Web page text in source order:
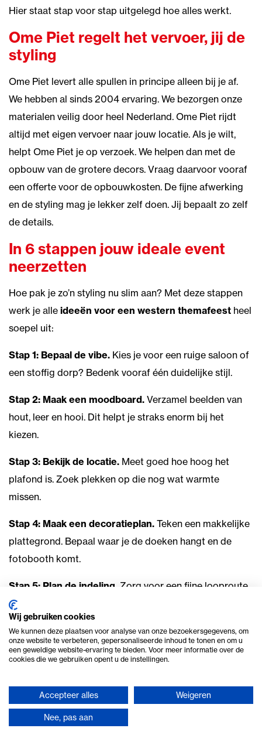
Hier staat stap voor stap uitgelegd hoe alles werkt.
Ome Piet regelt het vervoer, jij de
styling
Ome Piet levert alle spullen in principe alleen bij je af.
We hebben al sinds 2004 ervaring. We bezorgen onze
materialen veilig door heel Nederland. Ome Piet rijdt
altijd met eigen vervoer naar jouw locatie. Als je wilt,
helpt Ome Piet je op verzoek. We helpen dan met de
opbouw van de grotere decors. Vraag daarvoor vooraf
een offerte voor de opbouwkosten. De fijne afwerking
en de styling mag je lekker zelf doen. Jij bepaalt zo zelf
de details.
In 6 stappen jouw ideale event
neerzetten
Hoe pak je zo’n styling nu slim aan? Met deze stappen
werk je alle ideeën voor een western themafeest heel
soepel uit:
Stap 1: Bepaal de vibe. Kies je voor een ruige saloon of
een stoffig dorp? Bedenk vooraf één duidelijke stijl.
Stap 2: Maak een moodboard. Verzamel beelden van
hout, leer en hooi. Dit helpt je straks enorm bij het
kiezen.
Stap 3: Bekijk de locatie. Meet goed hoe hoog het
plafond is. Zoek plekken op die nog wat warmte
missen.
Stap 4: Maak een decoratieplan. Teken een makkelijke
plattegrond. Bepaal waar je de doeken hangt en de
fotobooth komt.
Stap 5: Plan de indeling. Zorg voor een fijne looproute.
Zet mooie eyecatchers op plekken waar gasten even
stilstaan.
Stap 6: Schakel hulp in.Selecteer jouw items online en
vraag een offerte aan. Wij leveren alles netjes af.
Veelgestelde vragen over styling
en materialen
Wij gebruiken cookies
We kunnen deze plaatsen voor analyse van onze bezoekersgegevens, om
onze website te verbeteren, gepersonaliseerde inhoud te tonen en om u
een geweldige website-ervaring te bieden. Voor meer informatie over de
cookies die we gebruiken opent u de instellingen.
Accepteer alles Weigeren
Nee, pas aan